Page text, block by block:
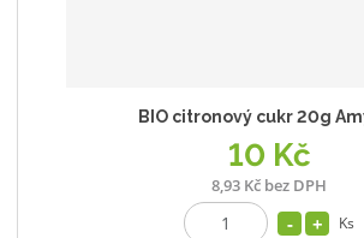
BIO citronový cukr 20g
10 Kč
8,93 Kč bez DPH
Ks